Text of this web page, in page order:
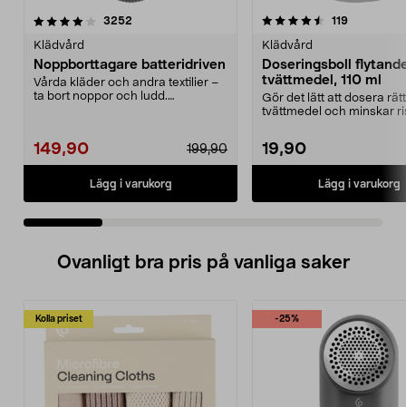
3252
Klädvård
Noppborttagare batteridriven
Vårda kläder och andra textilier –
ta bort noppor och ludd.
149,90 199,90
Lägg i varukorg
4.5 av 5 stjärnor 119
Klädvård
Doseringsboll
tvättmedel, 110 ml
Gör det lätt att dosera
tvättmedel och minskar
19,90
Lägg i varukorg
3.5 av 5 stjärnor
Ovanligt bra pris på vanliga saker
Kolla priset -25%